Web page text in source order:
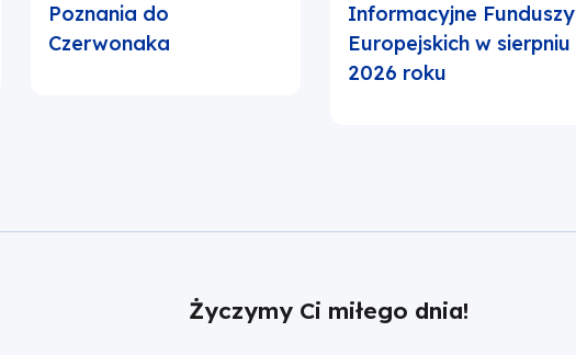
Poznania do
Czerwonaka
Informacyjne Funduszy
Europejskich w sierpniu
2026 roku
Życzymy Ci miłego dnia!